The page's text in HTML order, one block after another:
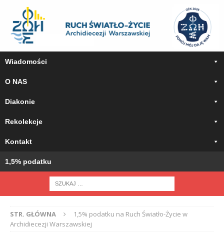
Wiadomości
O NAS
Diakonie
Rekolekcje
Kontakt
1,5% podatku
STR. GŁÓWNA
1,5% podatku na Ruch Światło-Życie w
Archidiecezji Warszawskiej